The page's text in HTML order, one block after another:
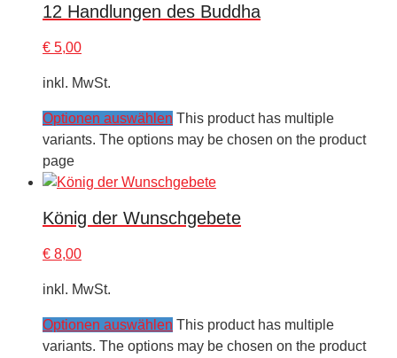
12 Handlungen des Buddha
€ 5,00
inkl. MwSt.
Optionen auswählen This product has multiple
variants. The options may be chosen on the product
page
König der Wunschgebete
€ 8,00
inkl. MwSt.
Optionen auswählen This product has multiple
variants. The options may be chosen on the product